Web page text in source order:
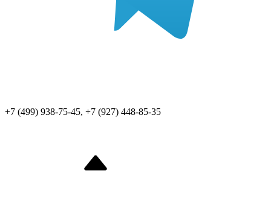
+7 (499) 938-75-45, +7 (927) 448-85-35